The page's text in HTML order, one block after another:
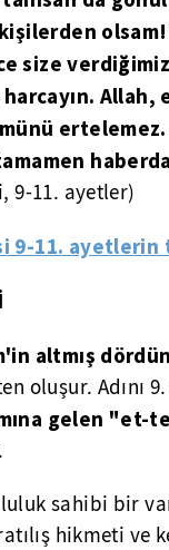
size verdiğimiz
Allah,
ertelemez.
9-11. ayetler)
9-11.
altmış
oluşur. Adını
gelen "et-
sahibi bir
hikmeti ve